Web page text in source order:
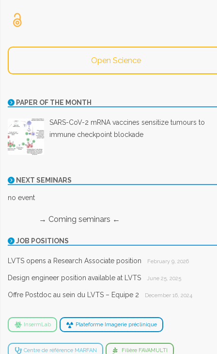
Open Science
PAPER OF THE MONTH
SARS-CoV-2 mRNA vaccines sensitize tumours to
immune checkpoint blockade
NEXT SEMINARS
no event
→ Coming seminars ←
JOB POSITIONS
LVTS opens a Research Associate position February 9, 2026
Design engineer position available at LVTS June 25, 2025
Offre Postdoc au sein du LVTS – Equipe 2 December 16, 2024
InsermLab Plateforme Imagerie préclinique
Centre de référence MARFAN Filière FAVAMULTI